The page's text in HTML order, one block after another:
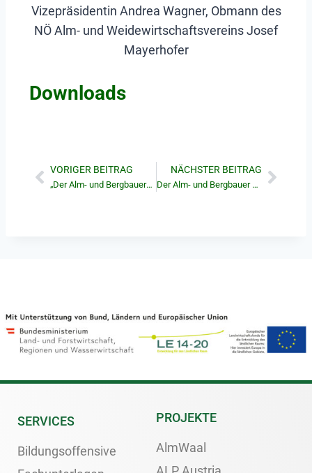
Vizepräsidentin Andrea Wagner, Obmann des
NÖ Alm- und Weidewirtschaftsvereins Josef
Mayerhofer
Downloads
VORIGER BEITRAG
„Der Alm- und Bergbauer“ August/September 2023
NÄCHSTER BEITRAG
Der Alm- und Bergbauer Oktober 2023
SERVICES
Bildungsoffensive
PROJEKTE
AlmWaal